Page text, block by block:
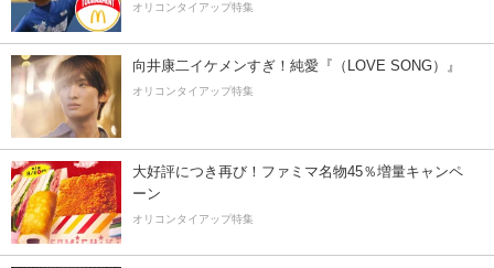
オリコンタイアップ特集
向井康二イケメンすぎ！純愛『（LOVE SONG）』
オリコンタイアップ特集
大好評につき再び！ファミマ名物45％増量キャンペ
ーン
オリコンタイアップ特集